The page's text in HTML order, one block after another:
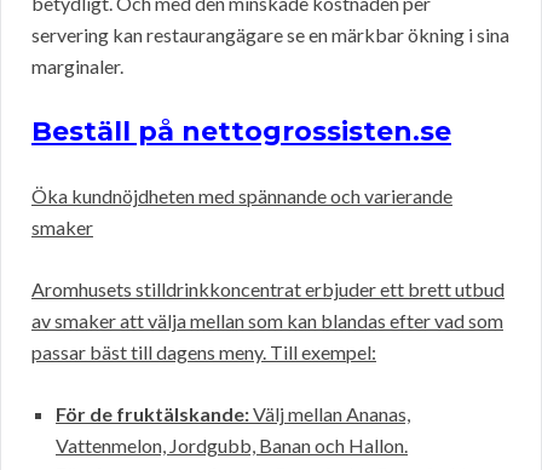
servering kan restaurangägare se en märkbar ökning i sina
marginaler.
Beställ på nettogrossisten.se
Öka kundnöjdheten med spännande och varierande
smaker
Aromhusets stilldrinkkoncentrat erbjuder ett brett utbud
av smaker att välja mellan som kan blandas efter vad som
passar bäst till dagens meny. Till exempel:
För de fruktälskande:Välj mellan Ananas,
Vattenmelon, Jordgubb, Banan och Hallon.